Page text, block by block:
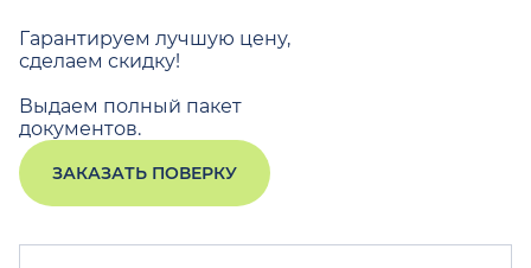
Гарантируем лучшую цену,
сделаем скидку!
Выдаем полный пакет
документов.
ЗАКАЗАТЬ ПОВЕРКУ